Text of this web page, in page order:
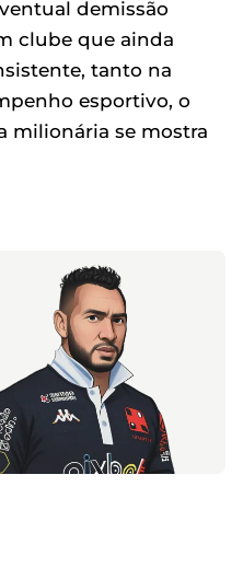
demissão
clube que ainda
tanto na
esportivo, o
milionária se mostra